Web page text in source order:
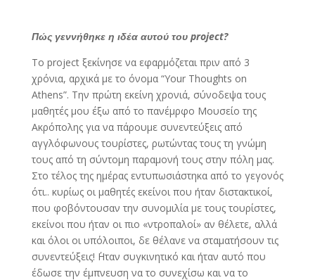
Πώς γεννήθηκε η ιδέα αυτού του project?
Το project ξεκίνησε να εφαρμόζεται πριν από 3
χρόνια, αρχικά με το όνομα “Your Thoughts on
Athens”. Την πρώτη εκείνη χρονιά, σύνοδεψα τους
μαθητές μου έξω από το πανέμρφο Μουσείο της
Ακρόπολης για να πάρουμε συνεντεύξεις από
αγγλόφωνους τουρίστες, ρωτώντας τους τη γνώμη
τους από τη σύντομη παραμονή τους στην πόλη μας.
Στο τέλος της ημέρας εντυπωσιάστηκα από το γεγονός
ότι.. κυρίως οι μαθητές εκείνοι που ήταν διστακτικοί,
που φοβόντουσαν την συνομιλία με τους τουρίστες,
εκείνοι που ήταν οι πιο «ντροπαλοί» αν θέλετε, αλλά
και όλοι οι υπόλοιποι, δε θέλανε να σταματήσουν τις
συνεντεύξεις! ΄Ηταν συγκινητικό και ήταν αυτό που
έδωσε την έμπνευση να το συνεχίσω και να το